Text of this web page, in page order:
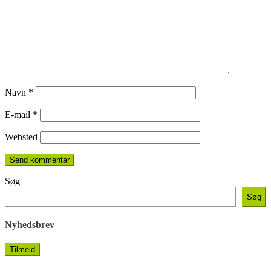
Navn *
E-mail *
Websted
Søg
Søg
Nyhedsbrev